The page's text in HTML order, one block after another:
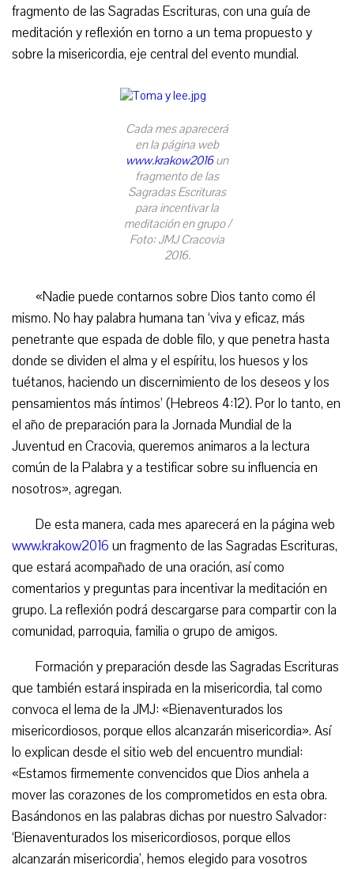
fragmento de las Sagradas Escrituras, con una guía de
meditación y reflexión en torno a un tema propuesto y
sobre la misericordia, eje central del evento mundial.
Cada mes aparecerá
en la página web
www.krakow2016un
fragmento de las
Sagradas Escrituras
para incentivar la
meditación en grupo /
Foto: JMJ Cracovia
2016.
«Nadie puede contarnos sobre Dios tanto como él
mismo. No hay palabra humana tan ‘viva y eficaz, más
penetrante que espada de doble filo, y que penetra hasta
donde se dividen el alma y el espíritu, los huesos y los
tuétanos, haciendo un discernimiento de los deseos y los
pensamientos más íntimos’ (Hebreos 4:12). Por lo tanto, en
el año de preparación para la Jornada Mundial de la
Juventud en Cracovia, queremos animaros a la lectura
común de la Palabra y a testificar sobre su influencia en
nosotros», agregan.
De esta manera, cada mes aparecerá en la página web
www.krakow2016 un fragmento de las Sagradas Escrituras,
que estará acompañado de una oración, así como
comentarios y preguntas para incentivar la meditación en
grupo. La reflexión podrá descargarse para compartir con la
comunidad, parroquia, familia o grupo de amigos.
Formación y preparación desde las Sagradas Escrituras
que también estará inspirada en la misericordia, tal como
convoca el lema de la JMJ: «Bienaventurados los
misericordiosos, porque ellos alcanzarán misericordia». Así
lo explican desde el sitio web del encuentro mundial:
«Estamos firmemente convencidos que Dios anhela a
mover las corazones de los comprometidos en esta obra.
Basándonos en las palabras dichas por nuestro Salvador:
‘Bienaventurados los misericordiosos, porque ellos
alcanzarán misericordia’, hemos elegido para vosotros